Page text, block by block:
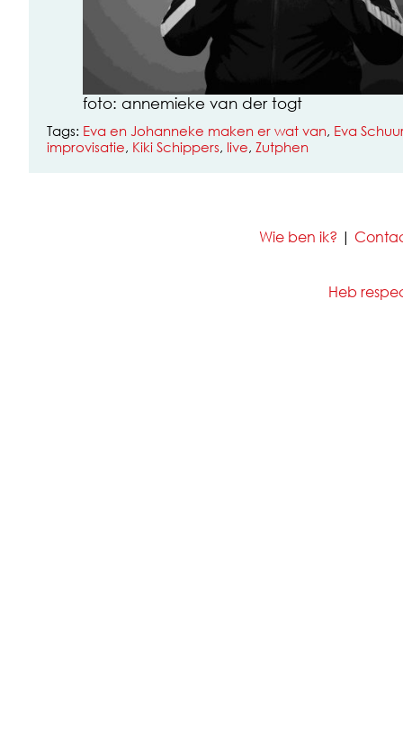
foto: annemieke van der togt
Tags: Eva en Johanneke maken er wat van, Eva
improvisatie, Kiki Schippers, live, Zutphen
Wie ben ik? |
Heb